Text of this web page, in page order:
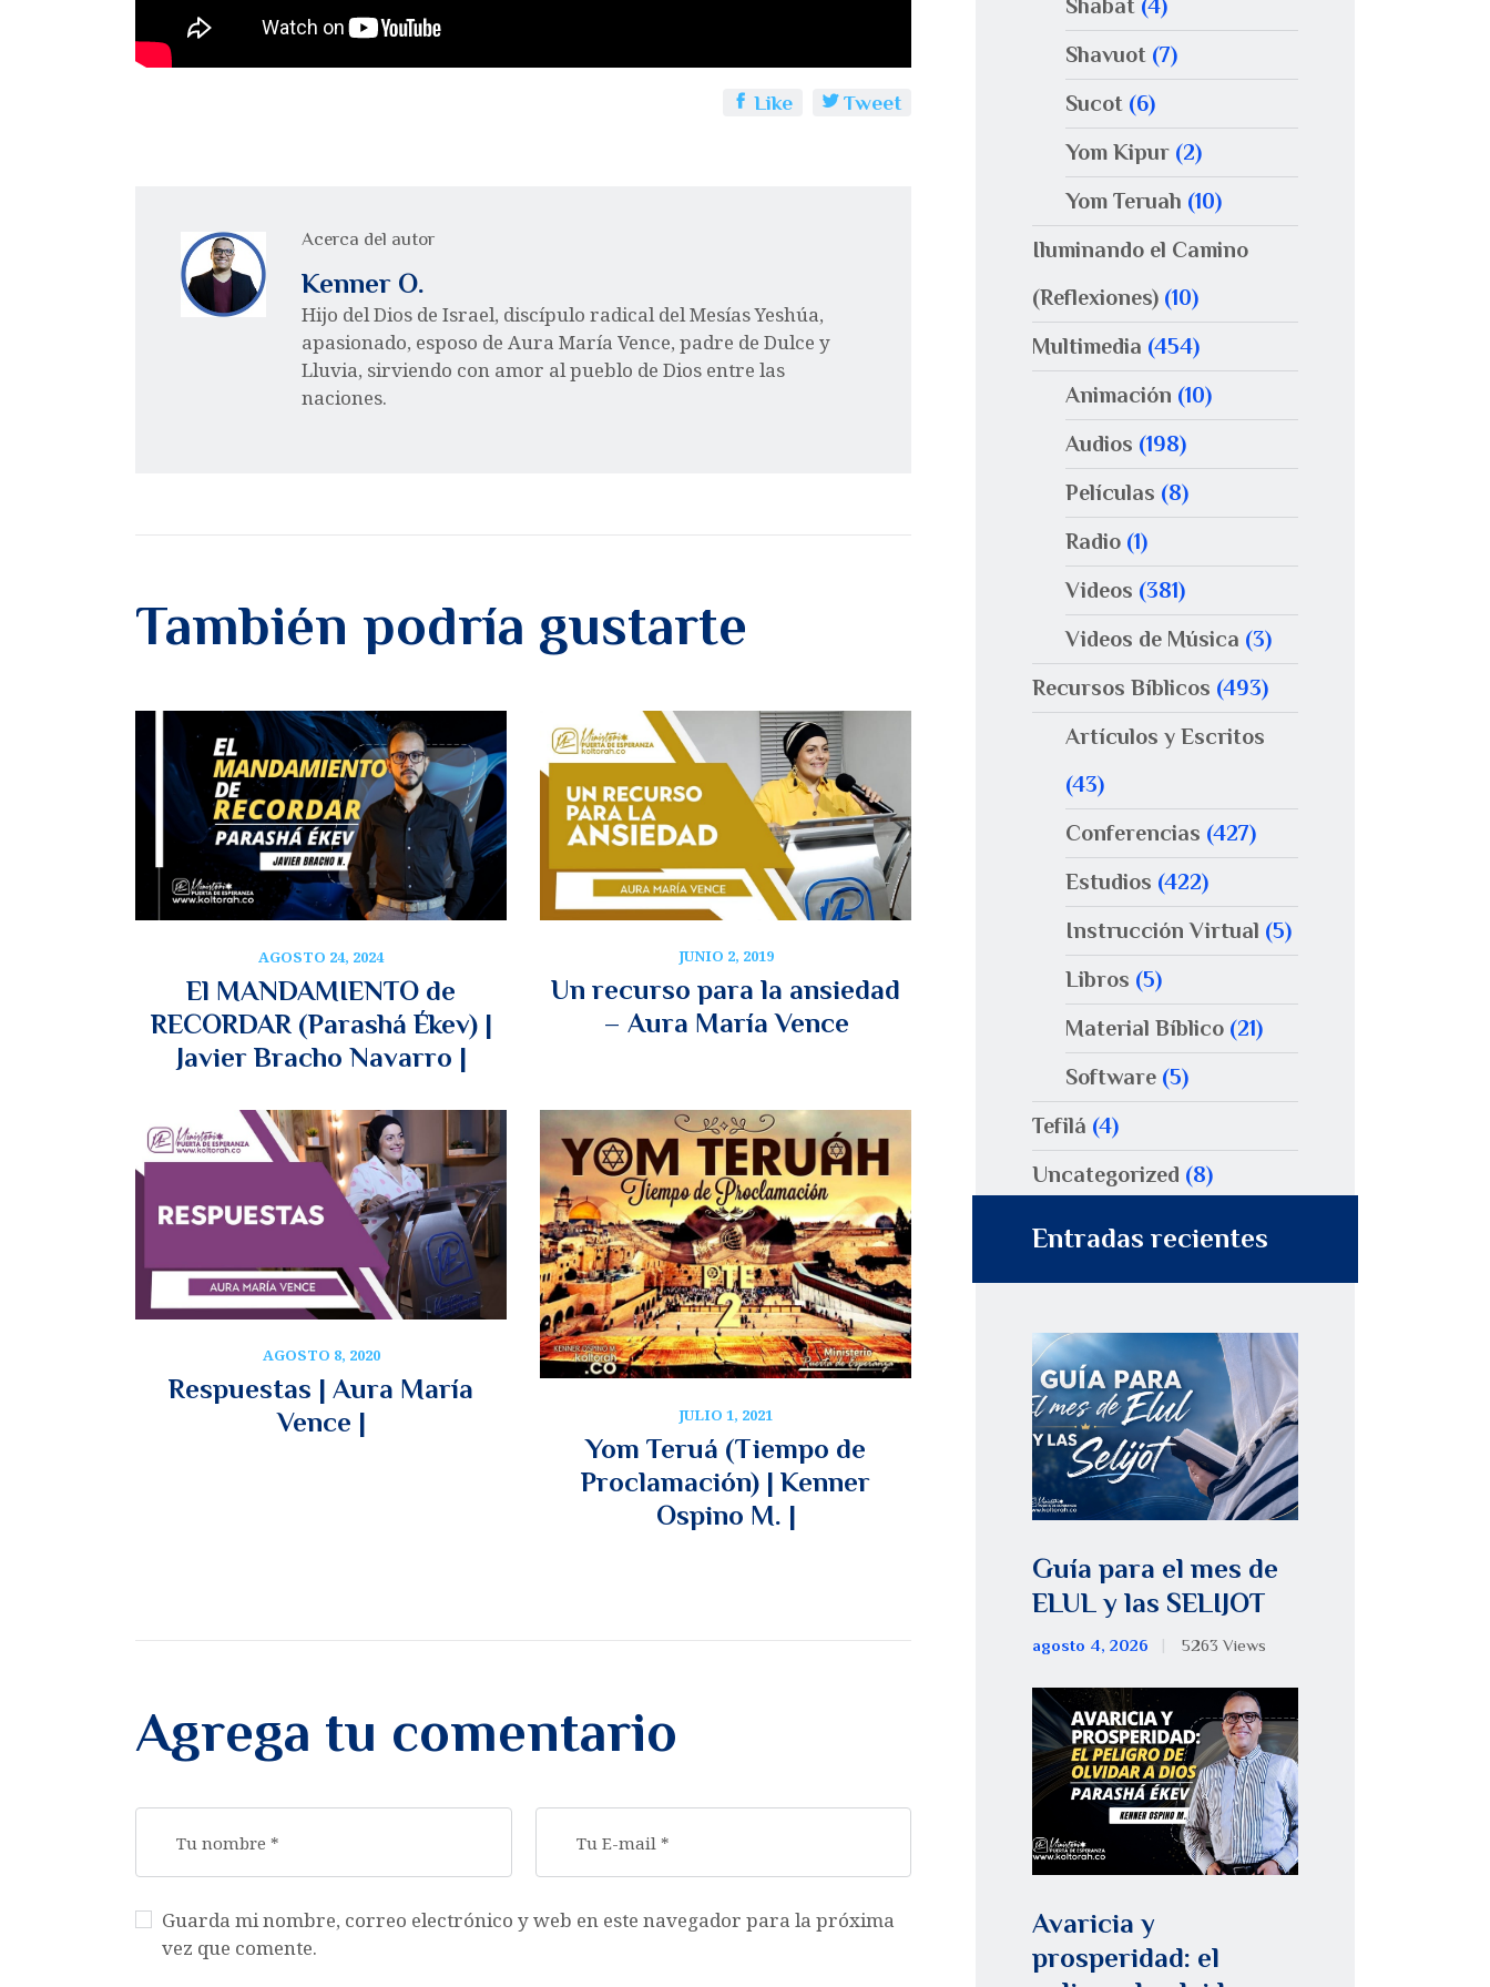
Like Tweet
Acerca del autor
Kenner O.
Hijo del Dios de Israel, discípulo radical del Mesías Yeshúa,
apasionado, esposo de Aura María Vence, padre de Dulce y
Lluvia, sirviendo con amor al pueblo de Dios entre las
naciones.
También podría gustarte
AGOSTO 24, 2024
El MANDAMIENTO de
RECORDAR (Parashá Ékev) |
Javier Bracho Navarro |
JUNIO 2, 2019
Un recurso para la ansiedad
– Aura María Vence
AGOSTO 8, 2020
Respuestas | Aura María
Vence |
JULIO 1, 2021
Yom Teruá (Tiempo de
Proclamación) | Kenner
Ospino M. |
Agrega tu comentario
Guarda mi nombre, correo electrónico y web en este navegador para la próxima
vez que comente.
Shabat (4)
Shavuot (7)
Sucot (6)
Yom Kipur (2)
Yom Teruah (10)
Iluminando el Camino
(Reflexiones) (10)
Multimedia (454)
Animación (10)
Audios (198)
Películas (8)
Radio (1)
Videos (381)
Videos de Música (3)
Recursos Bíblicos (493)
Artículos y Escritos
(43)
Conferencias (427)
Estudios (422)
Instrucción Virtual (5)
Libros (5)
Material Bíblico (21)
Software (5)
Tefilá (4)
Uncategorized (8)
Entradas recientes
Guía para el mes de
ELUL y las SELIJOT
agosto 4, 2026 5263 Views
Avaricia y
prosperidad: el